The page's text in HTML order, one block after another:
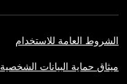
الشروط العامة للاستخدام
ميثاق حماية البيانات الشخصية